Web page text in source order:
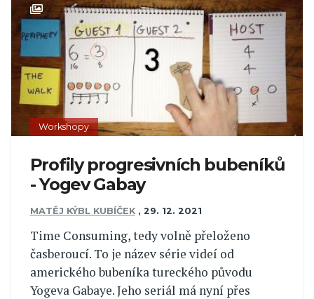
Workshopy
Profily progresivních bubeníků
- Yogev Gabay
MATĚJ KÝBL KUBÍČEK , 29. 12. 2021
Time Consuming, tedy volně přeloženo
časberoucí. To je název série videí od
amerického bubeníka tureckého původu
Yogeva Gabaye. Jeho seriál má nyní přes